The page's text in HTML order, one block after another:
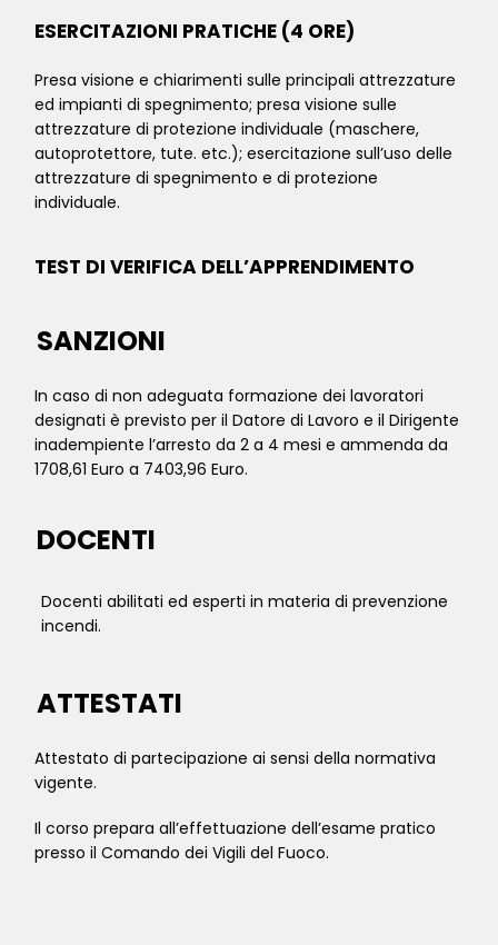
ESERCITAZIONI PRATICHE (4 ORE)
Presa visione e chiarimenti sulle principali attrezzature
ed impianti di spegnimento; presa visione sulle
attrezzature di protezione individuale (maschere,
autoprotettore, tute. etc.); esercitazione sull’uso delle
attrezzature di spegnimento e di protezione
individuale.
TEST DI VERIFICA DELL’APPRENDIMENTO
SANZIONI
In caso di non adeguata formazione dei lavoratori
designati è previsto per il Datore di Lavoro e il Dirigente
inadempiente l’arresto da 2 a 4 mesi e ammenda da
1708,61 Euro a 7403,96 Euro.
DOCENTI
Docenti abilitati ed esperti in materia di prevenzione
incendi.
ATTESTATI
Attestato di partecipazione ai sensi della normativa
vigente.
Il corso prepara all’effettuazione dell’esame pratico
presso il Comando dei Vigili del Fuoco.